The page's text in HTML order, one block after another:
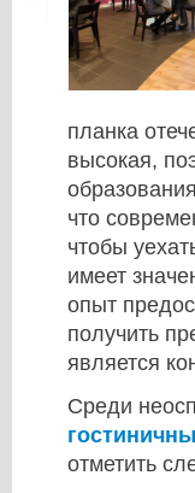
планка
высокая,
что
чтобы
имеет
опыт
получить
является
Среди
отметить